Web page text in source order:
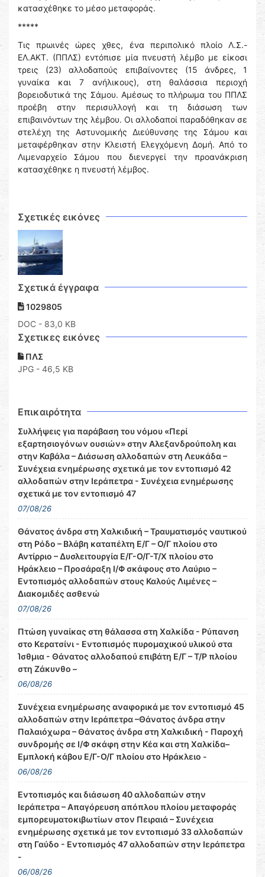
κατασχέθηκε το μέσο μεταφοράς.
*****
Τις πρωινές ώρες χθες, ένα περιπολικό πλοίο Λ.Σ.-
ΕΛ.ΑΚΤ. (ΠΠΛΣ) εντόπισε μία πνευστή λέμβο με είκοσι
τρεις (23) αλλοδαπούς επιβαίνοντες (15 άνδρες, 1
γυναίκα και 7 ανήλικους), στη θαλάσσια περιοχή
βορειοδυτικά της Σάμου. Αμέσως το πλήρωμα του ΠΠΛΣ
προέβη στην περισυλλογή και τη διάσωση των
επιβαινόντων της λέμβου. Οι αλλοδαποί παραδόθηκαν σε
στελέχη της Αστυνομικής Διεύθυνσης της Σάμου και
μεταφέρθηκαν στην Κλειστή Ελεγχόμενη Δομή. Από το
Λιμεναρχείο Σάμου που διενεργεί την προανάκριση
κατασχέθηκε η πνευστή λέμβος.
Σχετικές εικόνες
Σχετικά έγγραφα
1029805
DOC - 83,0 KB
Σχετικες εικόνες
ΠΛΣ
JPG - 46,5 KB
Επικαιρότητα
Συλλήψεις για παράβαση του νόμου «Περί
εξαρτησιογόνων ουσιών» στην Αλεξανδρούπολη και
στην Καβάλα – Διάσωση αλλοδαπών στη Λευκάδα –
Συνέχεια ενημέρωσης σχετικά με τον εντοπισμό 42
αλλοδαπών στην Ιεράπετρα - Συνέχεια ενημέρωσης
σχετικά με τον εντοπισμό 47
07/08/26
Θάνατος άνδρα στη Χαλκιδική – Τραυματισμός ναυτικού
στη Ρόδο – Βλάβη καταπέλτη Ε/Γ – Ο/Γ πλοίου στο
Αντίρριο – Δυσλειτουργία Ε/Γ-Ο/Γ-Τ/Χ πλοίου στο
Ηράκλειο – Προσάραξη Ι/Φ σκάφους στο Λαύριο –
Εντοπισμός αλλοδαπών στους Καλούς Λιμένες –
Διακομιδές ασθενώ
07/08/26
Πτώση γυναίκας στη θάλασσα στη Χαλκίδα - Ρύπανση
στο Κερατσίνι - Εντοπισμός πυρομαχικού υλικού στα
Ίσθμια - Θάνατος αλλοδαπού επιβάτη Ε/Γ – Τ/Ρ πλοίου
στη Ζάκυνθο –
06/08/26
Συνέχεια ενημέρωσης αναφορικά με τον εντοπισμό 45
αλλοδαπών στην Ιεράπετρα –Θάνατος άνδρα στην
Παλαιόχωρα – Θάνατος άνδρα στη Χαλκιδική - Παροχή
συνδρομής σε Ι/Φ σκάφη στην Κέα και στη Χαλκίδα–
Εμπλοκή κάβου Ε/Γ-Ο/Γ πλοίου στο Ηράκλειο -
06/08/26
Εντοπισμός και διάσωση 40 αλλοδαπών στην
Ιεράπετρα – Απαγόρευση απόπλου πλοίου μεταφοράς
εμπορευματοκιβωτίων στον Πειραιά – Συνέχεια
ενημέρωσης σχετικά με τον εντοπισμό 33 αλλοδαπών
στη Γαύδο - Εντοπισμός 47 αλλοδαπών στην Ιεράπετρα
-
06/08/26